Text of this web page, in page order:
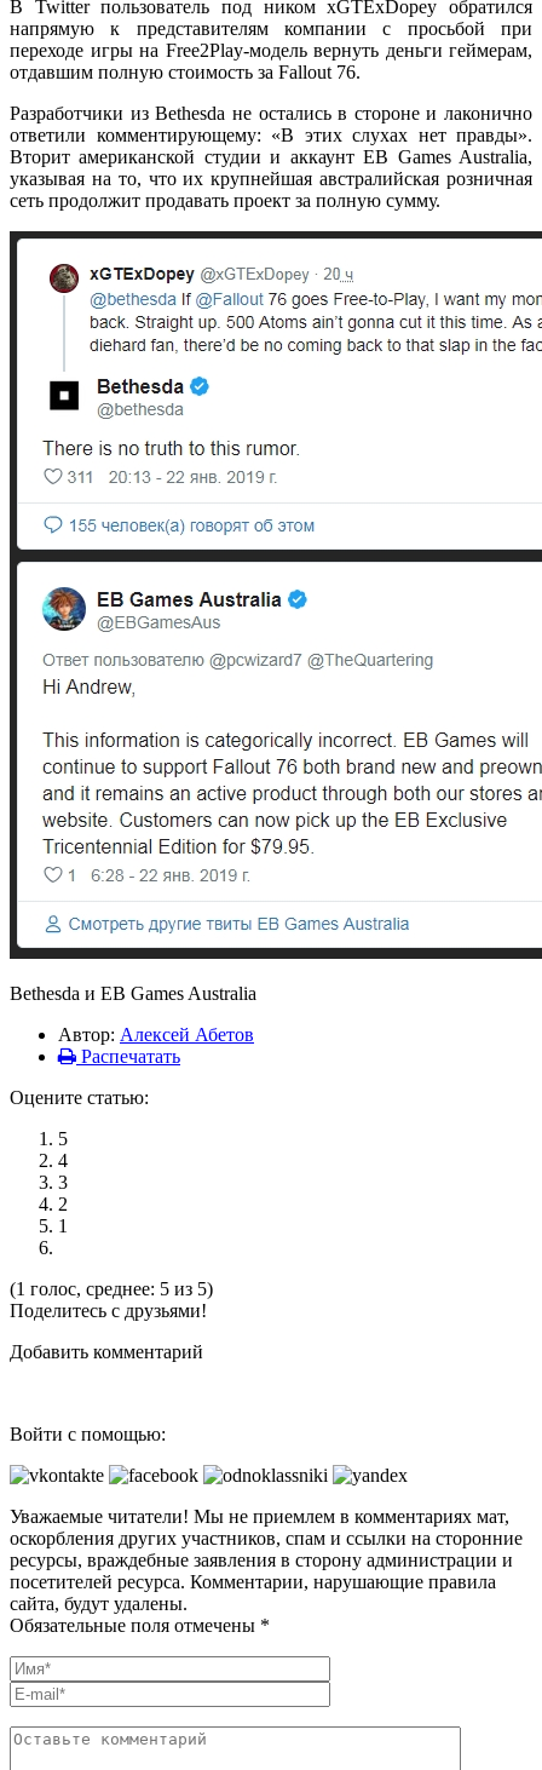
В Twitter пользователь под ником xGTExDopey обратился
напрямую к представителям компании с просьбой при
переходе игры на Free2Play-модель вернуть деньги геймерам,
отдавшим полную стоимость за Fallout 76.
Разработчики из Bethesda не остались в стороне и лаконично
ответили комментирующему: «В этих слухах нет правды».
Вторит американской студии и аккаунт EB Games Australia,
указывая на то, что их крупнейшая австралийская розничная
сеть продолжит продавать проект за полную сумму.
Bethesda и EB Games Australia
Автор: Алексей Абетов
Распечатать
Оцените статью:
5
4
3
2
1
(1 голос, среднее: 5 из 5)
Поделитесь с друзьями!
Добавить комментарий
Войти с помощью:
Уважаемые читатели! Мы не приемлем в комментариях мат,
оскорбления других участников, спам и ссылки на сторонние
ресурсы, враждебные заявления в сторону администрации и
посетителей ресурса. Комментарии, нарушающие правила
сайта, будут удалены.
Обязательные поля отмечены *